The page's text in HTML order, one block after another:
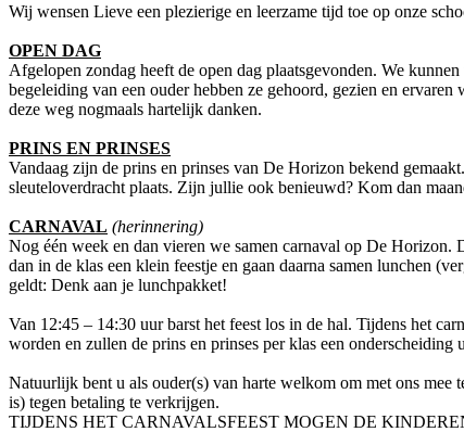
Wij wensen Lieve een plezierige en leerzame tijd toe op onze
OPEN DAG
Afgelopen zondag heeft de open dag plaatsgevonden. We
begeleiding van een ouder hebben ze gehoord, gezien en
deze weg nogmaals hartelijk danken.
PRINS EN PRINSES
Vandaag zijn de prins en prinses van De Horizon bekend
sleuteloverdracht plaats. Zijn jullie ook benieuwd? Kom dan
CARNAVAL (herinnering)
Nog één week en dan vieren we samen carnaval op De
dan in de klas een klein feestje en gaan daarna samen lunchen
geldt: Denk aan je lunchpakket!
Van 12:45 – 14:30 uur barst het feest los in de hal. Tijdens het
worden en zullen de prins en prinses per klas een
Natuurlijk bent u als ouder(s) van harte welkom om met ons
is) tegen betaling te verkrijgen.
TIJDENS HET CARNAVALSFEEST MOGEN DE